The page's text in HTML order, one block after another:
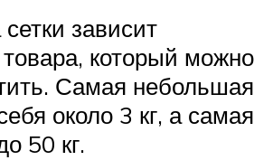
зависит
товара, который можно
Самая небольшая
около 3 кг, а самая
50 кг.